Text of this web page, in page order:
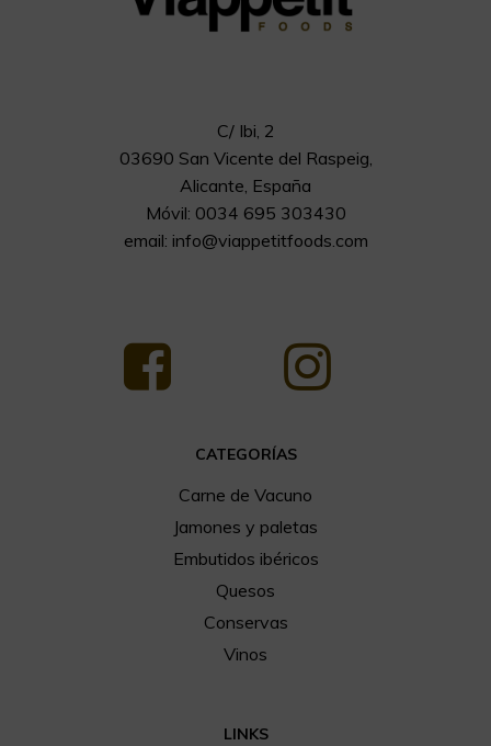
C/ Ibi, 2
03690 San Vicente del Raspeig,
Alicante, España
Móvil: 0034 695 303430
email: info@viappetitfoods.com
CATEGORÍAS
Carne de Vacuno
Jamones y paletas
Embutidos ibéricos
Quesos
Conservas
Vinos
LINKS